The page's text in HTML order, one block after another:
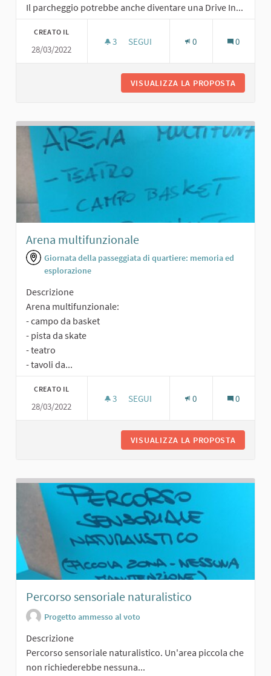
Il parcheggio potrebbe anche diventare una Drive In...
CREATO IL
28/03/2022
3 3 SOSTENITORI
SEGUI 0 0
VISUALIZZA LA PROPOSTA
Arena multifunzionale
Giornata della passeggiata di quartiere: memoria ed
esplorazione
Descrizione
Arena multifunzionale:
- campo da basket
- pista da skate
- teatro
- tavoli da...
CREATO IL
28/03/2022
3 3 SOSTENITORI
SEGUI 0 0
VISUALIZZA LA PROPOSTA
Percorso sensoriale naturalistico
Progetto ammesso al voto
Descrizione
Percorso sensoriale naturalistico. Un'area piccola che
non richiederebbe nessuna...